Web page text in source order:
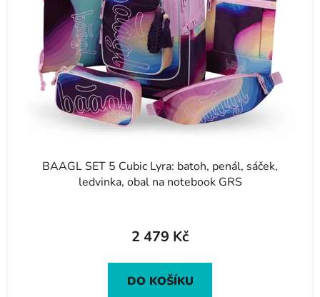
BAAGL SET 5 Cubic Lyra: batoh, penál, sáček,
ledvinka, obal na notebook GRS
2 479 Kč
DO KOŠÍKU